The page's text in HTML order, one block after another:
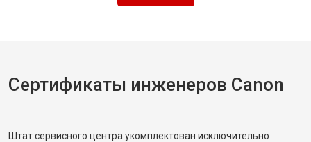
Сертификаты инженеров Canon
Штат сервисного центра укомплектован исключительно